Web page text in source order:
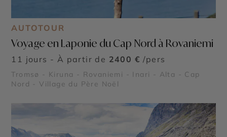
AUTOTOUR
Voyage en Laponie du Cap Nord à Rovaniemi
11 jours - À partir de 2400 € /pers
Tromsø - Kiruna - Rovaniemi - Inari - Alta - Cap
Nord - Village du Père Noël